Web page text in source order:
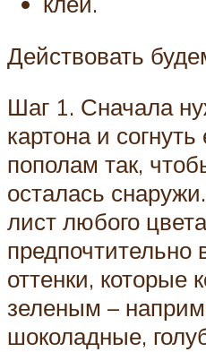
Действовать
Шаг 1. Сначала
картона и согнуть
пополам так,
осталась
лист любого
предпочтительно
оттенки, которые
зеленым –
шоколадные,